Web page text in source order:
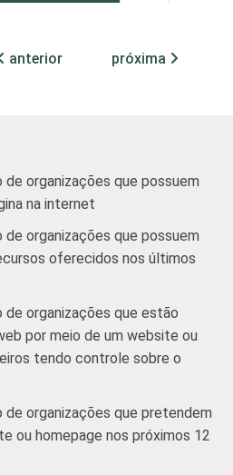
e cultura
Religião 32 63
Outros
sem fins
de 2013. Respostas
out/2012 a mar/2013
anterior próxima
de organizações que possuem
na internet
de organizações que possuem
oferecidos nos últimos
de organizações que estão
por meio de um website ou
tendo controle sobre o
de organizações que pretendem
ou homepage nos próximos 12